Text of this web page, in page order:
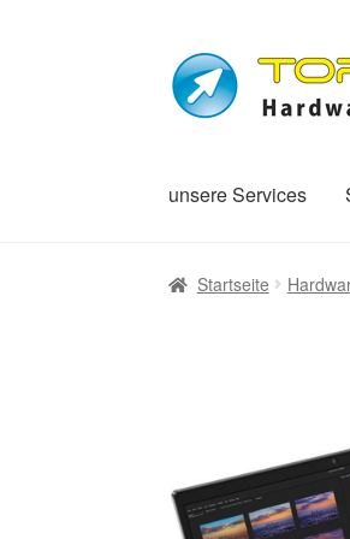
Zur
Navigation
springen
Zum
Inhalt
springen
unsere Services
Startseite